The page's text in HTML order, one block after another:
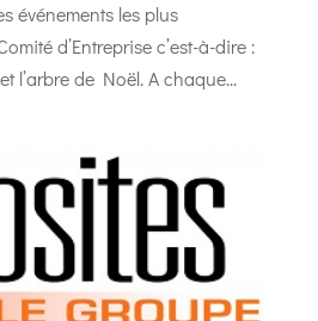
événements les plus
d’Entreprise c’est-à-dire :
l’arbre de Noël. A chaque...